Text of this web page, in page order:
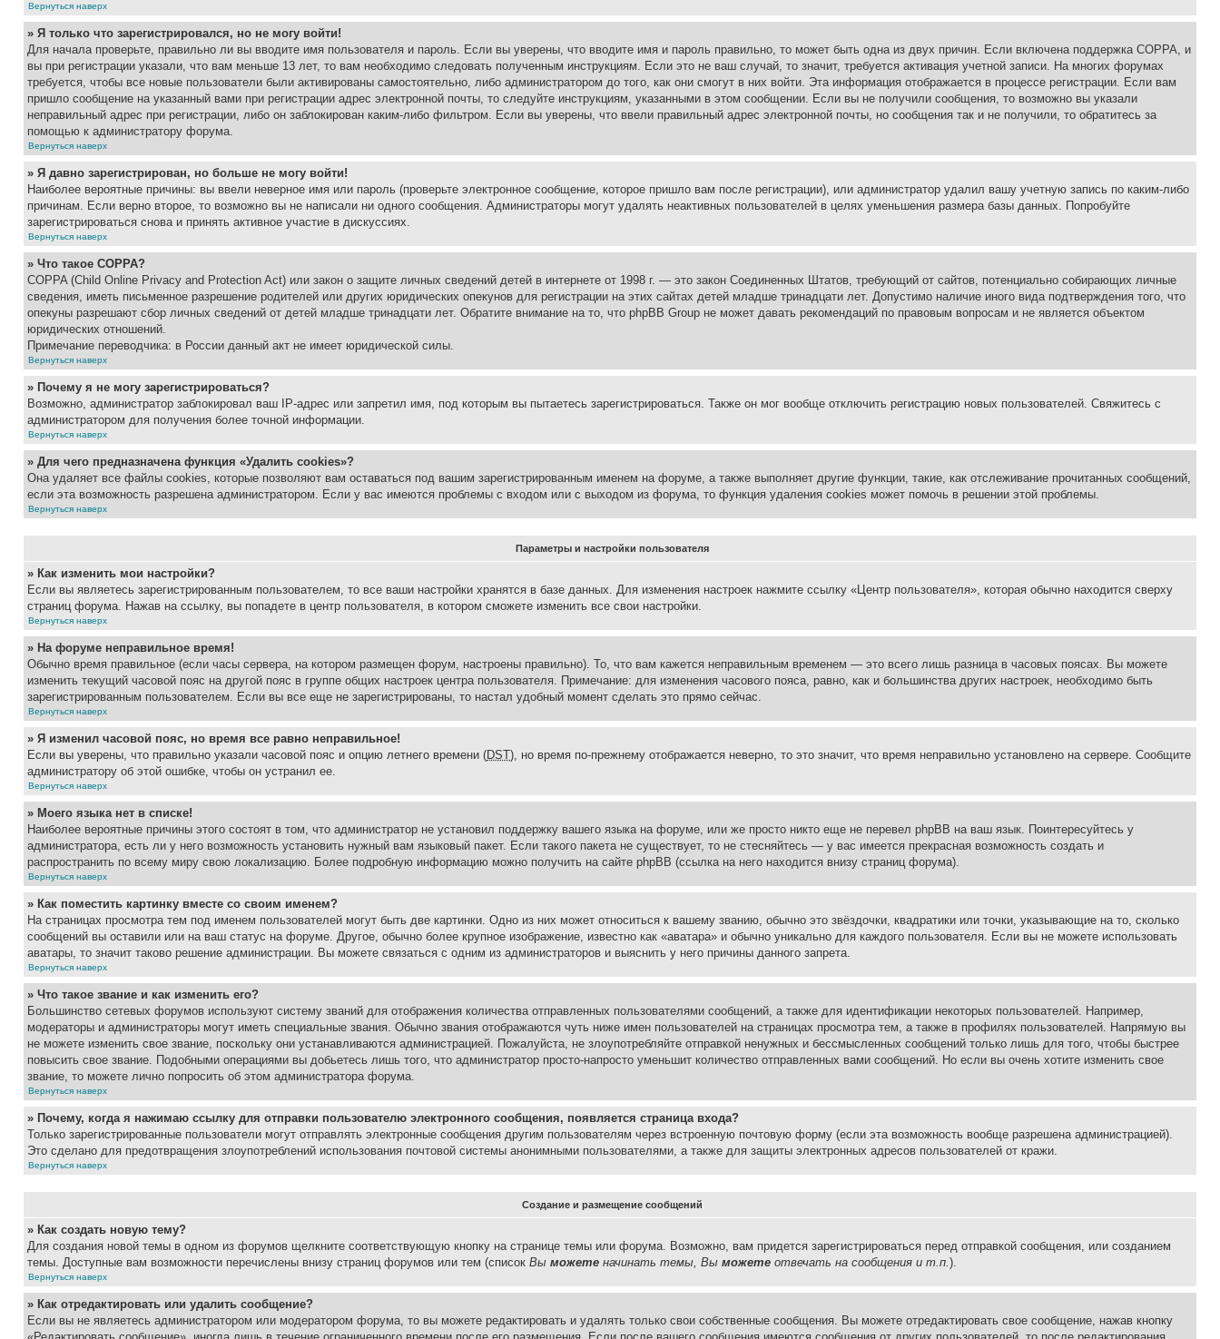
Вернуться наверх
» Я только что зарегистрировался, но не могу войти!
Для начала проверьте, правильно ли вы вводите имя пользователя и пароль. Если вы уверены, что вводите имя и пароль правильно, то может быть одна из двух причин. Если включена поддержка COPPA, и
вы при регистрации указали, что вам меньше 13 лет, то вам необходимо следовать полученным инструкциям. Если это не ваш случай, то значит, требуется активация учетной записи. На многих форумах
требуется, чтобы все новые пользователи были активированы самостоятельно, либо администратором до того, как они смогут в них войти. Эта информация отображается в процессе регистрации. Если вам
пришло сообщение на указанный вами при регистрации адрес электронной почты, то следуйте инструкциям, указанными в этом сообщении. Если вы не получили сообщения, то возможно вы указали
неправильный адрес при регистрации, либо он заблокирован каким-либо фильтром. Если вы уверены, что ввели правильный адрес электронной почты, но сообщения так и не получили, то обратитесь за
помощью к администратору форума.
Вернуться наверх
» Я давно зарегистрирован, но больше не могу войти!
Наиболее вероятные причины: вы ввели неверное имя или пароль (проверьте электронное сообщение, которое пришло вам после регистрации), или администратор удалил вашу учетную запись по каким-либо
причинам. Если верно второе, то возможно вы не написали ни одного сообщения. Администраторы могут удалять неактивных пользователей в целях уменьшения размера базы данных. Попробуйте
зарегистрироваться снова и принять активное участие в дискуссиях.
Вернуться наверх
» Что такое COPPA?
COPPA (Child Online Privacy and Protection Act) или закон о защите личных сведений детей в интернете от 1998 г. — это закон Соединенных Штатов, требующий от сайтов, потенциально собирающих личные
сведения, иметь письменное разрешение родителей или других юридических опекунов для регистрации на этих сайтах детей младше тринадцати лет. Допустимо наличие иного вида подтверждения того, что
опекуны разрешают сбор личных сведений от детей младше тринадцати лет. Обратите внимание на то, что phpBB Group не может давать рекомендаций по правовым вопросам и не является объектом
юридических отношений.
Примечание переводчика: в России данный акт не имеет юридической силы.
Вернуться наверх
» Почему я не могу зарегистрироваться?
Возможно, администратор заблокировал ваш IP-адрес или запретил имя, под которым вы пытаетесь зарегистрироваться. Также он мог вообще отключить регистрацию новых пользователей. Свяжитесь с
администратором для получения более точной информации.
Вернуться наверх
» Для чего предназначена функция «Удалить cookies»?
Она удаляет все файлы cookies, которые позволяют вам оставаться под вашим зарегистрированным именем на форуме, а также выполняет другие функции, такие, как отслеживание прочитанных сообщений,
если эта возможность разрешена администратором. Если у вас имеются проблемы с входом или с выходом из форума, то функция удаления cookies может помочь в решении этой проблемы.
Вернуться наверх
Параметры и настройки пользователя
» Как изменить мои настройки?
Если вы являетесь зарегистрированным пользователем, то все ваши настройки хранятся в базе данных. Для изменения настроек нажмите ссылку «Центр пользователя», которая обычно находится сверху
страниц форума. Нажав на ссылку, вы попадете в центр пользователя, в котором сможете изменить все свои настройки.
Вернуться наверх
» На форуме неправильное время!
Обычно время правильное (если часы сервера, на котором размещен форум, настроены правильно). То, что вам кажется неправильным временем — это всего лишь разница в часовых поясах. Вы можете
изменить текущий часовой пояс на другой пояс в группе общих настроек центра пользователя. Примечание: для изменения часового пояса, равно, как и большинства других настроек, необходимо быть
зарегистрированным пользователем. Если вы все еще не зарегистрированы, то настал удобный момент сделать это прямо сейчас.
Вернуться наверх
» Я изменил часовой пояс, но время все равно неправильное!
Если вы уверены, что правильно указали часовой пояс и опцию летнего времени (DST), но время по-прежнему отображается неверно, то это значит, что время неправильно установлено на сервере. Сообщите
администратору об этой ошибке, чтобы он устранил ее.
Вернуться наверх
» Моего языка нет в списке!
Наиболее вероятные причины этого состоят в том, что администратор не установил поддержку вашего языка на форуме, или же просто никто еще не перевел phpBB на ваш язык. Поинтересуйтесь у
администратора, есть ли у него возможность установить нужный вам языковый пакет. Если такого пакета не существует, то не стесняйтесь — у вас имеется прекрасная возможность создать и
распространить по всему миру свою локализацию. Более подробную информацию можно получить на сайте phpBB (ссылка на него находится внизу страниц форума).
Вернуться наверх
» Как поместить картинку вместе со своим именем?
На страницах просмотра тем под именем пользователей могут быть две картинки. Одно из них может относиться к вашему званию, обычно это звёздочки, квадратики или точки, указывающие на то, сколько
сообщений вы оставили или на ваш статус на форуме. Другое, обычно более крупное изображение, известно как «аватара» и обычно уникально для каждого пользователя. Если вы не можете использовать
аватары, то значит таково решение администрации. Вы можете связаться с одним из администраторов и выяснить у него причины данного запрета.
Вернуться наверх
» Что такое звание и как изменить его?
Большинство сетевых форумов используют систему званий для отображения количества отправленных пользователями сообщений, а также для идентификации некоторых пользователей. Например,
модераторы и администраторы могут иметь специальные звания. Обычно звания отображаются чуть ниже имен пользователей на страницах просмотра тем, а также в профилях пользователей. Напрямую вы
не можете изменить свое звание, поскольку они устанавливаются администрацией. Пожалуйста, не злоупотребляйте отправкой ненужных и бессмысленных сообщений только лишь для того, чтобы быстрее
повысить свое звание. Подобными операциями вы добьетесь лишь того, что администратор просто-напросто уменьшит количество отправленных вами сообщений. Но если вы очень хотите изменить свое
звание, то можете лично попросить об этом администратора форума.
Вернуться наверх
» Почему, когда я нажимаю ссылку для отправки пользователю электронного сообщения, появляется страница входа?
Только зарегистрированные пользователи могут отправлять электронные сообщения другим пользователям через встроенную почтовую форму (если эта возможность вообще разрешена администрацией).
Это сделано для предотвращения злоупотреблений использования почтовой системы анонимными пользователями, а также для защиты электронных адресов пользователей от кражи.
Вернуться наверх
Создание и размещение сообщений
» Как создать новую тему?
Для создания новой темы в одном из форумов щелкните соответствующую кнопку на странице темы или форума. Возможно, вам придется зарегистрироваться перед отправкой сообщения, или созданием
темы. Доступные вам возможности перечислены внизу страниц форумов или тем (список Вы можете начинать темы, Вы можете отвечать на сообщения и т.п.).
Вернуться наверх
» Как отредактировать или удалить сообщение?
Если вы не являетесь администратором или модератором форума, то вы можете редактировать и удалять только свои собственные сообщения. Вы можете отредактировать свое сообщение, нажав кнопку